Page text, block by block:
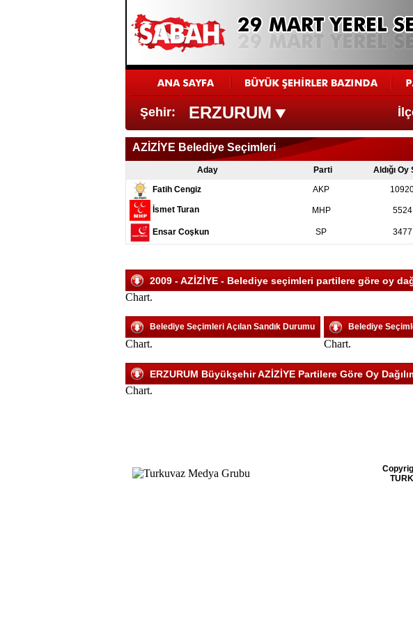
Şehir: ERZURUM
AZİZİYE Belediye Seçimleri
Aday
Parti Aldığı Oy
Fatih Cengiz
AKP
İsmet Turan MHP 5524
Ensar Coşkun SP 3477
2009 - AZİZİYE - Belediye seçimleri partilere göre oy
Chart.
Belediye Seçimleri Açılan Sandık Durumu
Chart.
Belediye
Chart.
ERZURUM Büyükşehir AZİZİYE Partilere Göre Oy
Chart.